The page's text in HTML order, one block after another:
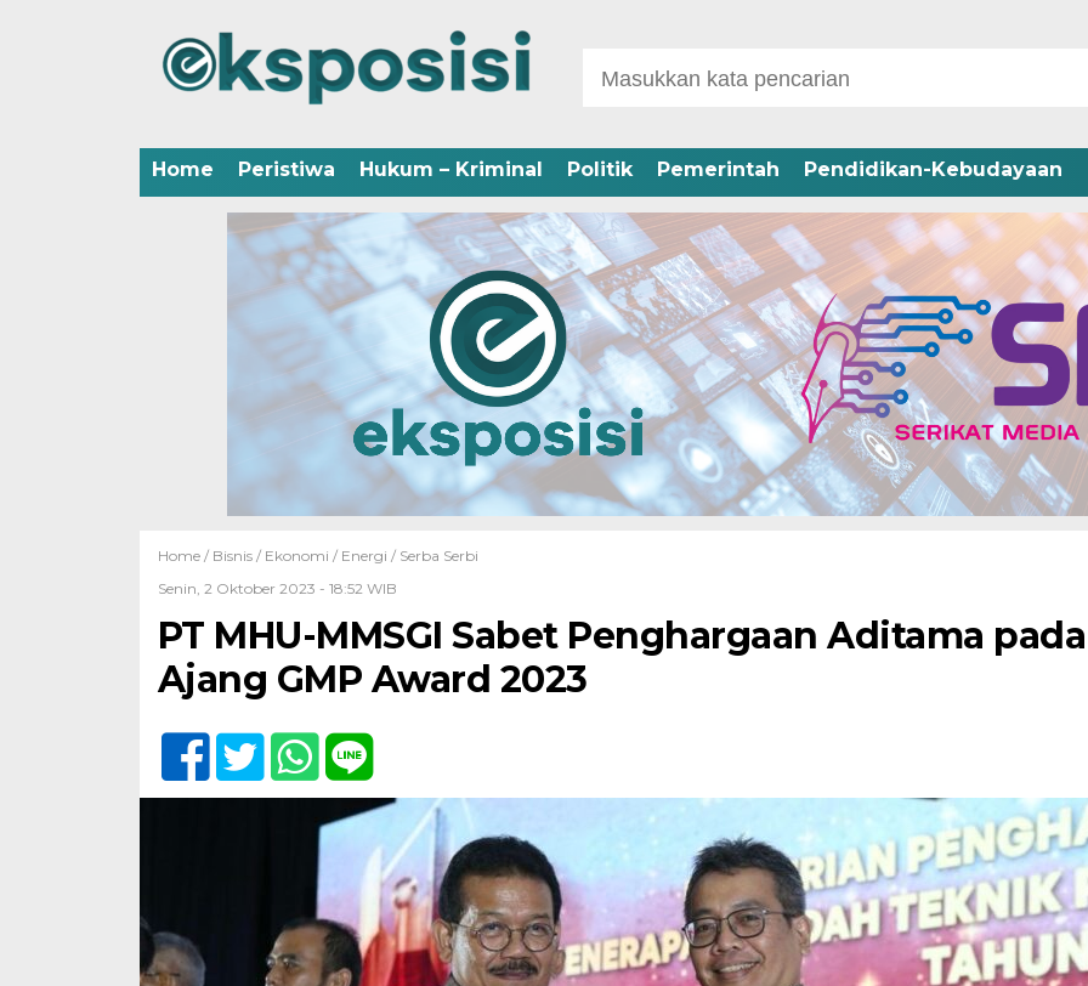
Home Peristiwa Hukum – Kriminal Politik Pemerintah Pendidikan-Kebudayaan
Home / Bisnis/ Ekonomi / Energi / Serba Serbi
Senin, 2 Oktober 2023 - 18:52 WIB
PT MHU-MMSGI Sabet Penghargaan Aditama pada
Ajang GMP Award 2023